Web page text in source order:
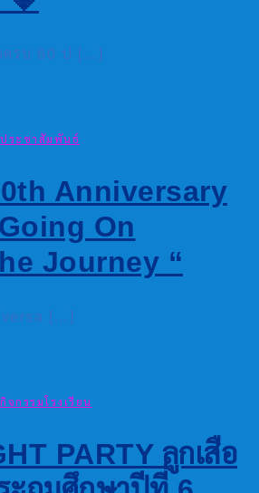
ครบ 60 ป […]
ประชาสัมพันธ์
Anniversary
On
Journey “
[…]
กิจกรรมโรงเรียน
PARTY ลูกเสือ